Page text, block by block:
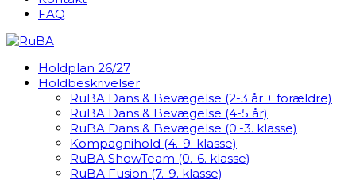
FAQ
Holdplan 26/27
Holdbeskrivelser
RuBA Dans & Bevægelse (2-3 år + forældre)
RuBA Dans & Bevægelse (4-5 år)
RuBA Dans & Bevægelse (0.-3. klasse)
Kompagnihold (4.-9. klasse)
RuBA ShowTeam (0.-6. klasse)
RuBA Fusion (7.-9. klasse)